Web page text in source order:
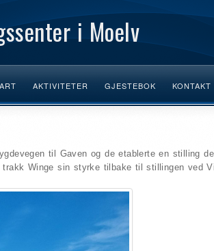
i Moelv
AKTIVITETER GJESTEBOK KONTAKT
til Gaven og de etablerte en stilling
Winge sin styrke tilbake til stillingen ved